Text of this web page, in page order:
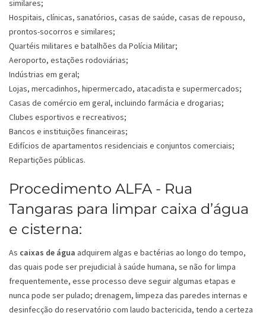
similares;
Hospitais, clínicas, sanatórios, casas de saúde, casas de repouso,
prontos-socorros e similares;
Quartéis militares e batalhões da Polícia Militar;
Aeroporto, estações rodoviárias;
Indústrias em geral;
Lojas, mercadinhos, hipermercado, atacadista e supermercados;
Casas de comércio em geral, incluindo farmácia e drogarias;
Clubes esportivos e recreativos;
Bancos e instituições financeiras;
Edifícios de apartamentos residenciais e conjuntos comerciais;
Repartições públicas.
Procedimento ALFA - Rua
Tangaras para limpar caixa d’água
e cisterna:
As caixas de água adquirem algas e bactérias ao longo do tempo,
das quais pode ser prejudicial à saúde humana, se não for limpa
frequentemente, esse processo deve seguir algumas etapas e
nunca pode ser pulado; drenagem, limpeza das paredes internas e
desinfecção do reservatório com laudo bactericida, tendo a certeza